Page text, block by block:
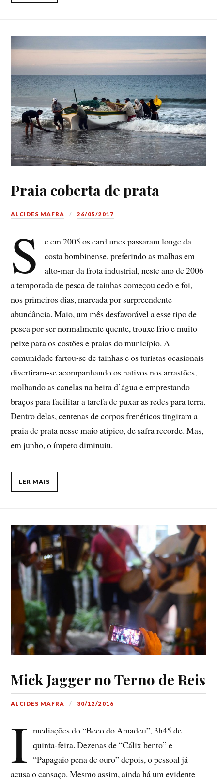
Praia coberta de prata
ALCIDES MAFRA 26/05/2017
S
e em 2005 os cardumes passaram longe da
costa bombinense, preferindo as malhas em
alto-mar da frota industrial, neste ano de 2006
a temporada de pesca de tainhas começou cedo e foi,
nos primeiros dias, marcada por surpreendente
abundância. Maio, um mês desfavorável a esse tipo de
pesca por ser normalmente quente, trouxe frio e muito
peixe para os costões e praias do município. A
comunidade fartou-se de tainhas e os turistas ocasionais
divertiram-se acompanhando os nativos nos arrastões,
molhando as canelas na beira d’água e emprestando
braços para facilitar a tarefa de puxar as redes para terra.
Dentro delas, centenas de corpos frenéticos tingiram a
praia de prata nesse maio atípico, de safra recorde. Mas,
em junho, o ímpeto diminuiu.
LER MAIS
Mick Jagger no Terno de Reis
ALCIDES MAFRA 30/12/2016
I mediações do “Beco do Amadeu”, 3h45 de
quinta-feira. Dezenas de “Cálix bento” e
“Papagaio pena de ouro” depois, o pessoal já
acusa o cansaço. Mesmo assim, ainda há um evidente